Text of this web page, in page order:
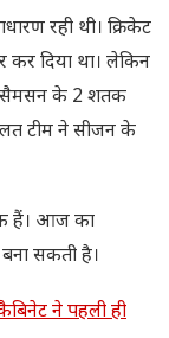
रही थी। क्रिकेट
दिया था। लेकिन
सैमसन के 2 शतक
टीम ने सीजन के
हैं। आज का
सकती है।
ने पहली ही